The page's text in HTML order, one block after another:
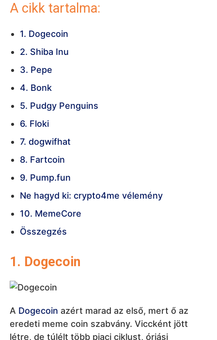
A cikk tartalma:
1. Dogecoin
2. Shiba Inu
3. Pepe
4. Bonk
5. Pudgy Penguins
6. Floki
7. dogwifhat
8. Fartcoin
9. Pump.fun
Ne hagyd ki: crypto4me vélemény
10. MemeCore
Összegzés
1. Dogecoin
A Dogecoin azért marad az első, mert ő az
eredeti meme coin szabvány. Viccként jött
létre, de túlélt több piaci ciklust, óriási